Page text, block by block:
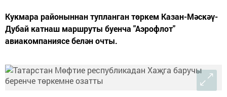
Кукмара районыннан тупланган төркем Казан-Мәскәү-
Дубай катнаш маршруты буенча "Аэрофлот"
авиакомпаниясе белән очты.